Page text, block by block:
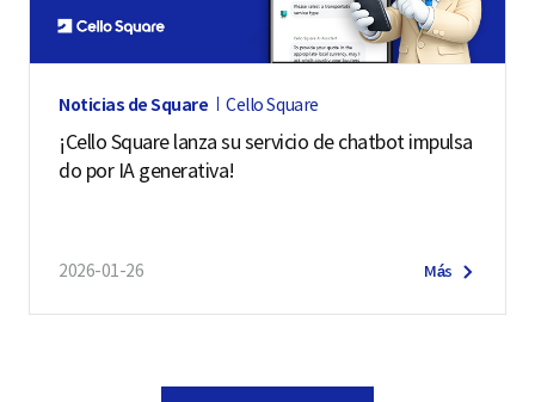
Noticias de Square Cello Square
¡Cello Square lanza su servicio de chatbot impulsa
do por IA generativa!
2026-01-26 Más